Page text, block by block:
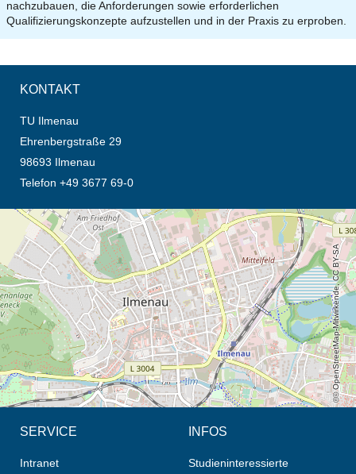
nachzubauen, die Anforderungen sowie erforderlichen
Qualifizierungskonzepte aufzustellen und in der Praxis zu erproben.
KONTAKT
TU Ilmenau
Ehrenbergstraße 29
98693 Ilmenau
Telefon +49 3677 69-0
Öffnet die Anfahrtsbeschreibung in neuem Tab (Karte)
© OpenStreetMap-Mitwirkende, CC BY-SA
SERVICE
Intranet
INFOS
Studieninteressierte